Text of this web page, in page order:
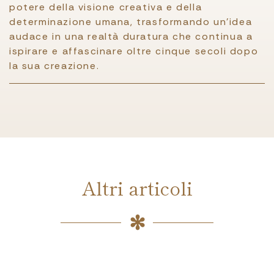
potere della visione creativa e della
determinazione umana, trasformando un'idea
audace in una realtà duratura che continua a
ispirare e affascinare oltre cinque secoli dopo
la sua creazione.
Altri articoli